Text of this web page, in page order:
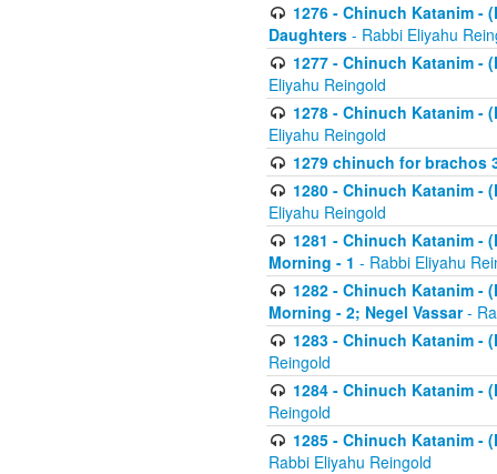
1276 - Chinuch Katanim -
Daughters - Rabbi Eliyahu
1277 - Chinuch Katanim -
Eliyahu Reingold
1278 - Chinuch Katanim -
Eliyahu Reingold
1279 chinuch for brachos
1280 - Chinuch Katanim -
Eliyahu Reingold
1281 - Chinuch Katanim -
Morning - 1 - Rabbi Eliyahu
1282 - Chinuch Katanim -
Morning - 2; Negel Vassar-
1283 - Chinuch Katanim -
Reingold
1284 - Chinuch Katanim -
Reingold
1285 - Chinuch Katanim -
Rabbi Eliyahu Reingold